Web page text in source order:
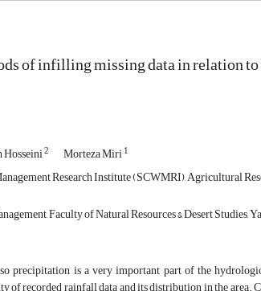
of infilling missing data in relation
Hosseini2 Morteza Miri1
Research Institute (SCWMRI), Agricultural
Faculty of Natural Resources & Desert Studies,
precipitation is a very important part of the